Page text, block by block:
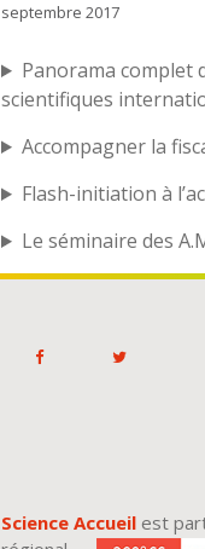
septembre 2017
Panorama complet
scientifiques
Accompagner la
Flash-initiation à
Le séminaire des
Science Accueil est